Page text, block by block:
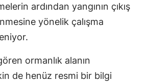
ardından yangının çıkış
yönelik çalışma
ormanlık alanın
de henüz resmi bir bilgi